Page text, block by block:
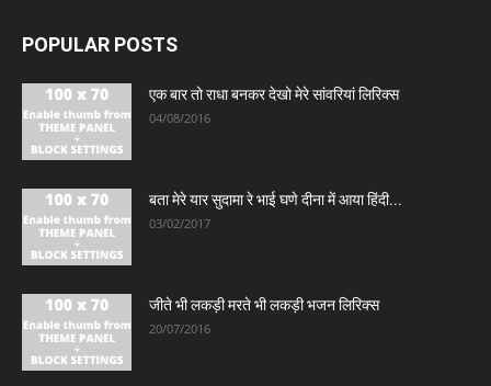
POPULAR POSTS
एक बार तो राधा बनकर देखो मेरे सांवरियां लिरिक्स
04/08/2016
बता मेरे यार सुदामा रे भाई घणे दीना में आया हिंदी...
03/02/2017
जीते भी लकड़ी मरते भी लकड़ी भजन लिरिक्स
20/07/2016